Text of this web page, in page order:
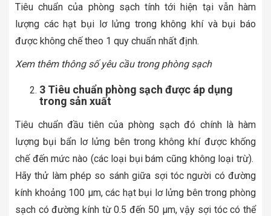
Tiêu chuẩn của phòng sạch tính tới hiện tại vẫn hàm
lượng các hạt bụi lơ lửng trong không khí và bụi báo
được không chế theo 1 quy chuẩn nhất định.
Xem thêm thông số yêu cầu trong phòng sạch
3 Tiêu chuẩn phòng sạch được áp dụng
trong sản xuất
Tiêu chuẩn đầu tiên của phòng sạch đó chính là hàm
lượng bụi bẩn lơ lửng bên trong không khí được khống
chế đến mức nào (các loại bụi bám cũng không loại trừ).
Hãy thử làm phép so sánh giữa sợi tóc người có đường
kính khoảng 100 µm, các hạt bụi lơ lửng bên trong phòng
sạch có đường kính từ 0.5 đến 50 µm, vậy sợi tóc có thể